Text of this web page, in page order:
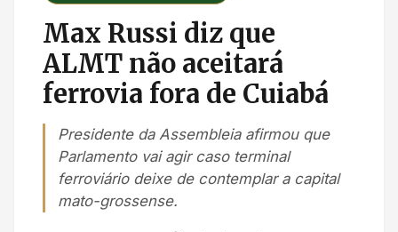
Max Russi diz que
ALMT não aceitará
ferrovia fora de Cuiabá
Presidente da Assembleia afirmou que
Parlamento vai agir caso terminal
ferroviário deixe de contemplar a capital
mato-grossense.